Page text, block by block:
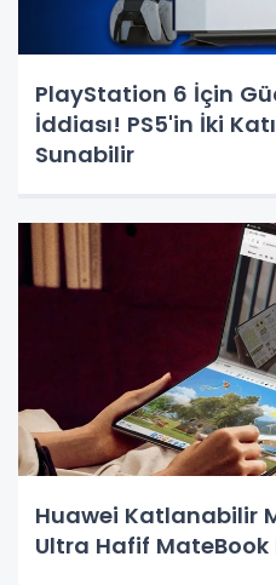
PlayStation 6 İçin
İddiası! PS5'in İki
Sunabilir
Huawei Katlanabilir
Ultra Hafif MateBook